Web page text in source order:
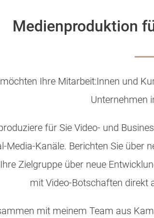
Medienproduktion
Ihre Mitarbeit:Innen und
Unternehmen
für Sie Video- und
Media-Kanäle. Berichten Sie über
Zielgruppe über neue
mit Video-Botschaften direkt
mit meinem Team aus